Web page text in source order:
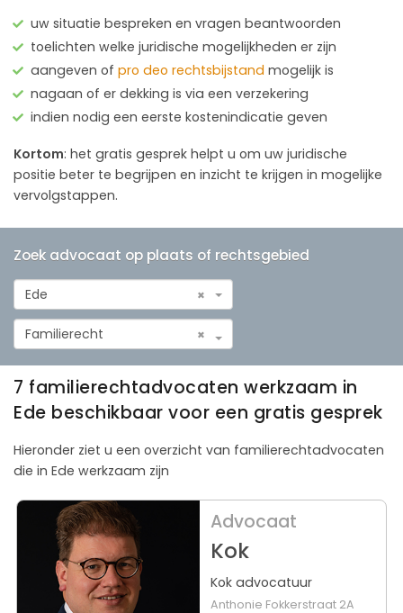
uw situatie bespreken en vragen beantwoorden
toelichten welke juridische mogelijkheden er zijn
aangeven of pro deo rechtsbijstand mogelijk is
nagaan of er dekking is via een verzekering
indien nodig een eerste kostenindicatie geven
Kortom: het gratis gesprek helpt u om uw juridische
positie beter te begrijpen en inzicht te krijgen in mogelijke
vervolgstappen.
Zoek advocaat op plaats of rechtsgebied
×
Ede
×
Familierecht
7 familierechtadvocaten werkzaam in
Ede beschikbaar voor een gratis gesprek
Hieronder ziet u een overzicht van familierechtadvocaten
die in Ede werkzaam zijn
Advocaat
Kok
Kok advocatuur
Anthonie Fokkerstraat 2A